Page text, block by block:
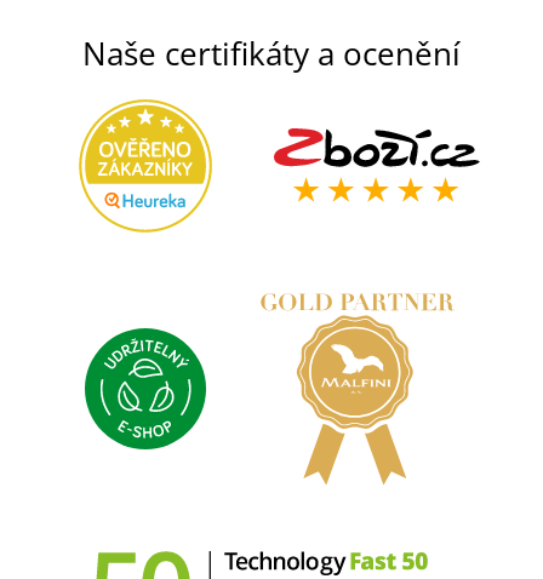
Naše certifikáty a ocenění